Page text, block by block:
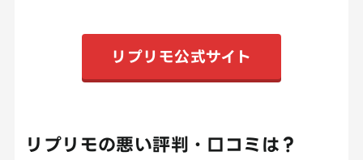
リプリモ公式サイト
リプリモの悪い評判・口コミは？